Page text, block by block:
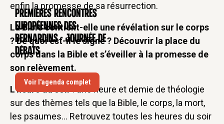
CONFÉRENCE
Premières rencontres
européennes des
Bernardins - Journée de
débats
Voir l'agenda complet
enfin la promesse de sa résurrection.
La Bible contient-elle une révélation sur le corps
? De quoi est-il le signe ? Découvrir la place du
corps dans la Bible et s’éveiller à la promesse de
son relèvement.
L'heure du soir
: une heure et demie de théologie
sur des thèmes tels que la Bible, le corps, la mort,
les psaumes... Retrouvez toutes les heures du soir